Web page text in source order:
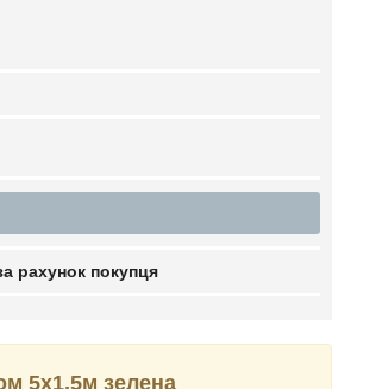
рахунок покупця
5х1,5м зелена